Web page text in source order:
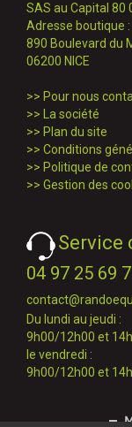
SAS au Capital 80
Adresse boutique :
890 Boulevard du
06200 NICE
>> Pour nous
>>
La société
>> Plan du site
>> Conditions
>> Politique de
>> Gestion des
Service
04 97 25 69
Du lundi au jeudi :
9h00/12h00 et
le vendredi :
9h00/12h00 et